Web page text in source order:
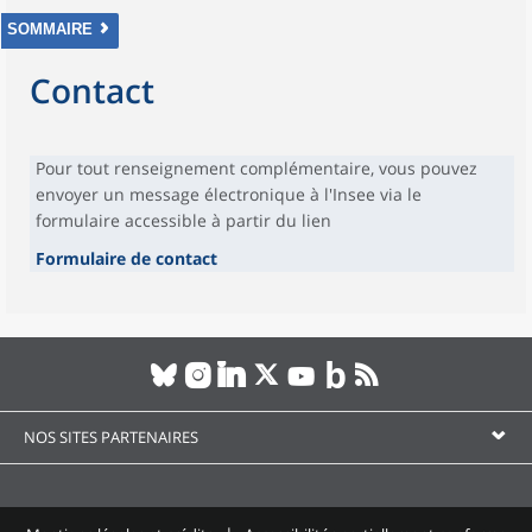
SOMMAIRE
Contact
Pour tout renseignement complémentaire, vous pouvez
envoyer un message électronique à l'Insee via le
formulaire accessible à partir du lien
Formulaire de contact
NOS SITES PARTENAIRES